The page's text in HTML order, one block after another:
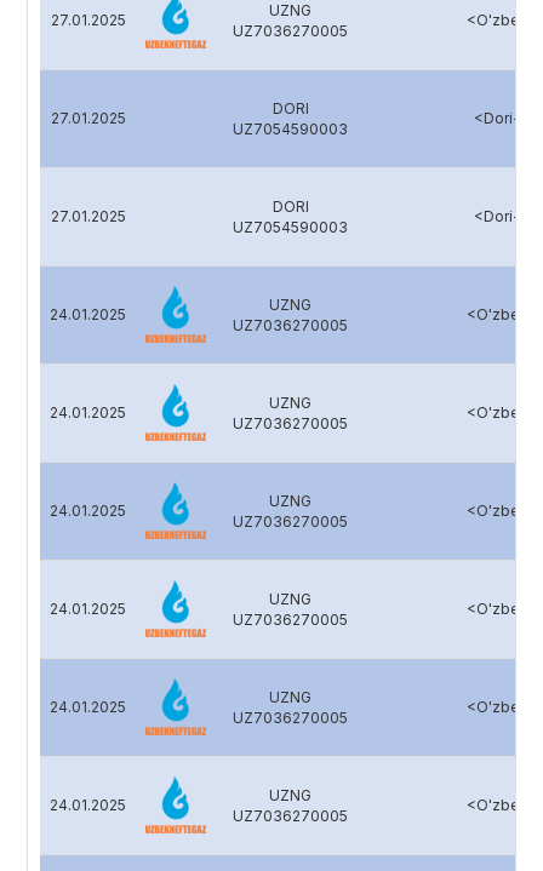
27.01.2025
UZNG
UZ7036270005
27.01.2025
DORI
UZ7054590003
<Dori-
27.01.2025
DORI
UZ7054590003
<Dori-
24.01.2025
UZNG
UZ7036270005
24.01.2025
UZNG
UZ7036270005
24.01.2025
UZNG
UZ7036270005
24.01.2025
UZNG
UZ7036270005
24.01.2025
UZNG
UZ7036270005
24.01.2025
UZNG
UZ7036270005